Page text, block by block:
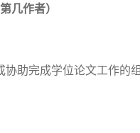
几作者）
助完成学位论文工作